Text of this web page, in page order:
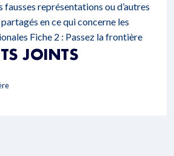
fausses représentations ou d’autres
en ce qui concerne les
Fiche 2 : Passez la frontière
JOINTS